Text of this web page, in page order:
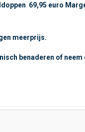
69,95 euro
meerprijs.
benaderen of neem